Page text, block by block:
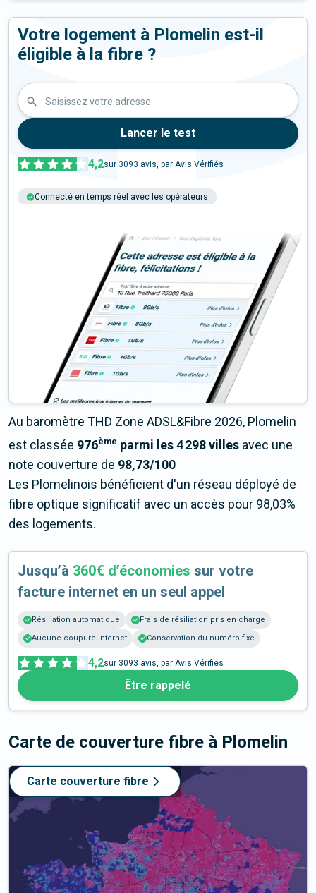
Votre logement à Plomelin est-il
éligible à la fibre ?
Saisissez votre adresse
Lancer le test
4,2sur 3093 avis, par Avis Vérifiés
Connecté en temps réel avec les opérateurs
Au baromètre THD Zone ADSL&Fibre 2026, Plomelin
est classée 976ème parmi les 4 298 villes avec une
note couverture de 98,73/100
Les Plomelinois bénéficient d'un réseau déployé de
fibre optique significatif avec un accès pour 98,03%
des logements.
Jusqu’à 360€ d’économies sur votre
facture internet en un seul appel
Résiliation automatique
Frais de résiliation pris en charge
Aucune coupure internet
Conservation du numéro fixe
4,2sur 3093 avis, par Avis Vérifiés
Être rappelé
Carte de couverture fibre à Plomelin
Carte couverture fibre